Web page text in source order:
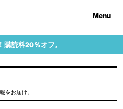
Menu
購読料20％オフ。
をお届け。